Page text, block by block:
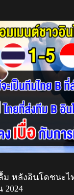
หลังอินโดชนะไ
2024